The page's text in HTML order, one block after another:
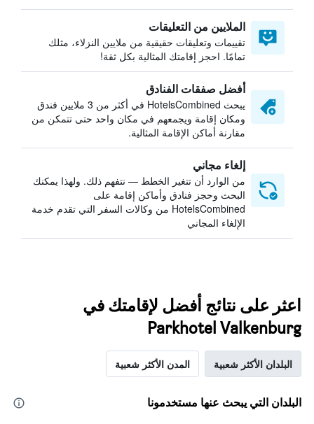
الملايين من التعليقات
تقييمات وتعليقات حقيقية من ملايين النزلاء، مثلك
تمامًا. احجز إقامتك المثالية بكل ثقة!
أفضل صفقات الفنادق
يبحث HotelsCombined في أكثر من 3 ملايين فندق
ومكان إقامة ويجمعهم في مكان واحد حتى تتمكن من
مقارنة أماكن الإقامة المثالية.
إلغاء مجاني
من الوارد أن تتغير الخطط — نتفهم ذلك. ولهذا يمكنك
البحث وحجز فنادق وأماكن إقامة على
HotelsCombined من وكالات السفر التي تقدم خدمة
الإلغاء المجاني
اعثر على نتائج أفضل لإقامتك في
Parkhotel Valkenburg
البلدان الأكثر شعبية المدن الأكثر شعبية
البلدان التي يبحث عنها مستخدمونا